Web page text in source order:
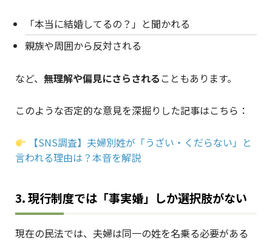
「本当に結婚してるの？」と聞かれる
親族や周囲から反対される
など、 無理解や偏見にさらされる こともあります。
このような否定的な意見を深掘りした記事はこちら：
【SNS調査】夫婦別姓が「うざい・くだらない」と
言われる理由は？本音を解説
3. 現行制度では「事実婚」しか選択肢がない
現在の民法では、夫婦は同一の姓を名乗る必要がある